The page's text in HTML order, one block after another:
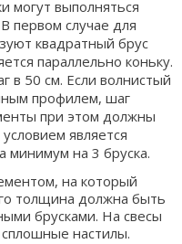
могут выполняться
первом случае для
квадратный брус
параллельно коньку.
в 50 см. Если волнистый
профилем, шаг
при этом должны
является
минимум на 3 бруска.
на который
толщина должна быть
брусками. На свесы
сплошные настилы.